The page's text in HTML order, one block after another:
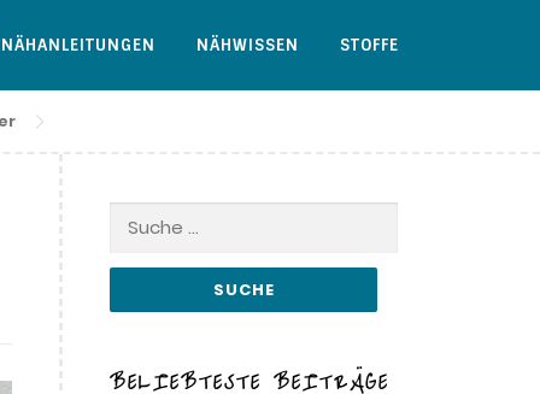
NÄHANLEITUNGEN NÄHWISSEN STOFFE
Suche
BELIEBTESTE BEITRÄGE